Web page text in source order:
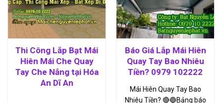
Thi Công Lắp Bạt Mái
Hiên Mái Che Quay
Tay Che Nắng tại Hóa
An Dĩ An
Báo Giá Lắp Mái Hiên
Quay Tay Bao Nhiêu
Tiền? 0979 102222
Mái Hiên Quay Tay Bao
Nhiêu Tiền? 🔴🔵Bảng báo